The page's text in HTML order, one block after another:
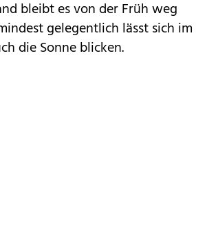
bleibt es von der Früh weg
gelegentlich lässt sich im
die Sonne blicken.